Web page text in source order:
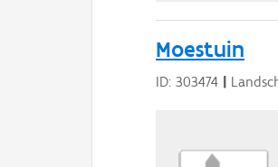
Moestuin
ID: 303474 |